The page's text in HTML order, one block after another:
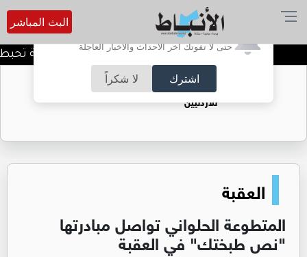
أترغب في تفعيل الإشعارات؟
حتى لا تفوتك آخر الأحداث والأخبار العاجلة
اشترك لا شكراً
البث المباشر
المنطقة العسكرية الشرقية تحبط
حقل الريشة حين يتحول الغاز إلى فرص عمل
للأردنيين
العقبة
المتطوعة الحلواني تواصل مبادرتها
"نص طبختك" في العقبة